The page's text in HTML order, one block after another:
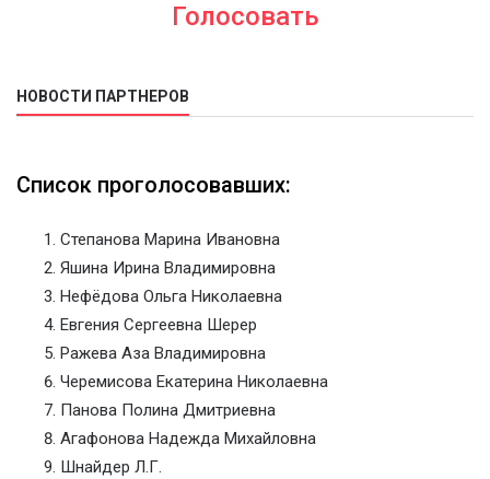
Голосовать
НОВОСТИ ПАРТНЕРОВ
Список проголосовавших:
Степанова Марина Ивановна
Яшина Ирина Владимировна
Нефёдова Ольга Николаевна
Евгения Сергеевна Шерер
Ражева Аза Владимировна
Черемисова Екатерина Николаевна
Панова Полина Дмитриевна
Агафонова Надежда Михайловна
Шнайдер Л.Г.